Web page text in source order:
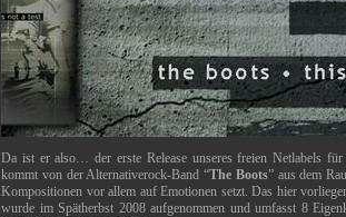
Da ist er also… der erste Release unseres freien Netlabels
kommt von der Alternativerock-Band “The Boots” aus dem
Kompositionen vor allem auf Emotionen setzt. Das hier
wurde im Spätherbst 2008 aufgenommen und umfasst 8